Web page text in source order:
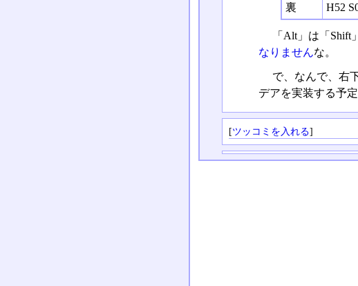
裏
H52
「Alt」は「Shift
なりませんな。
で、なんで、右
デアを実装する予
[ツッコミを入れる]